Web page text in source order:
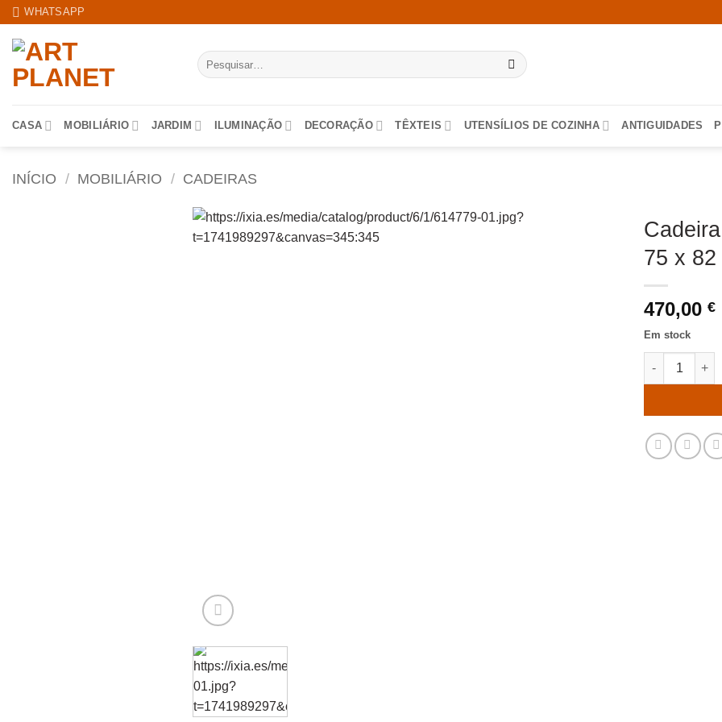
Skip
content
WHATSAPP
Pesquisar
por:
CASA MOBILIÁRIO JARDIM ILUMINAÇÃO DECORAÇÃO TÊXTEIS UTENSÍLIOS DE COZINHA ANTIGUIDADES
INÍCIO / MOBILIÁRIO / CADEIRAS
75 x 82
470,00 €
Em stock
Quantidade